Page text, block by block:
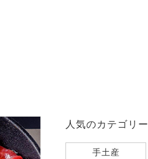
人気のカテゴリー
手土産